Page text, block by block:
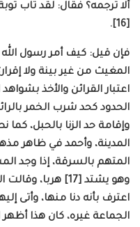
ألا ترجمه؟ فقال: لقد تاب
[16].
فإن قيل: كيف أمر رسول
المغيث من غير بينة ولا
اعتبار القرائن والأخذ
الحدود كحد شرب الخمر
وإقامة حد الزنا بالحبل،
المدينة، وأحمد في ظاهر
المتهم بالسرقة، إذا وجد
وهو يشتد [17]
اعترف بأنه دنا منها، وأتى
الجماعة غيره، كان هذا أظهر